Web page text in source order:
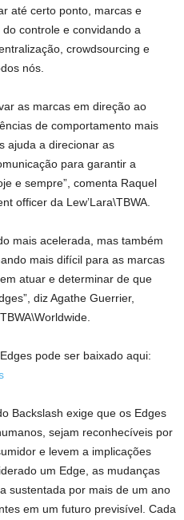
até certo ponto, marcas e
controle e convidando a
crowdsourcing e
nós.
as marcas em direção ao
de comportamento mais
ajuda a direcionar as
para garantir a
e sempre”, comenta Raquel
officer da Lew’Lara\TBWA.
mais acelerada, mas também
mais difícil para as marcas
atuar e determinar de que
diz Agathe Guerrier,
pode ser baixado aqui:
Backslash exige que os Edges
sejam reconhecíveis por
e levem a implicações
um Edge, as mudanças
sustentada por mais de um ano
em um futuro previsível. Cada